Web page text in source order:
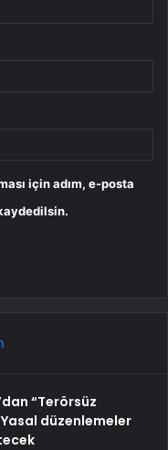
için adım, e-posta
“Terörsüz
Yasal düzenlemeler